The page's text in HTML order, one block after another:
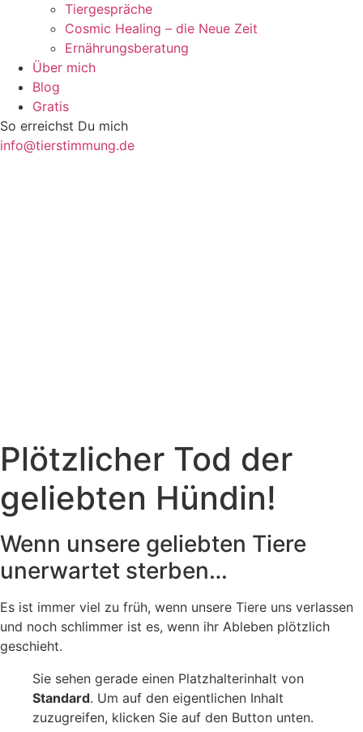
Tiergespräche
Cosmic Healing – die Neue Zeit
Ernährungsberatung
Über mich
Blog
Gratis
So erreichst Du mich
info@tierstimmung.de
Plötzlicher Tod der
geliebten Hündin!
Wenn unsere geliebten Tiere
unerwartet sterben…
Es ist immer viel zu früh, wenn unsere Tiere uns verlassen
und noch schlimmer ist es, wenn ihr Ableben plötzlich
geschieht.
Sie sehen gerade einen Platzhalterinhalt von
Standard. Um auf den eigentlichen Inhalt
zuzugreifen, klicken Sie auf den Button unten.